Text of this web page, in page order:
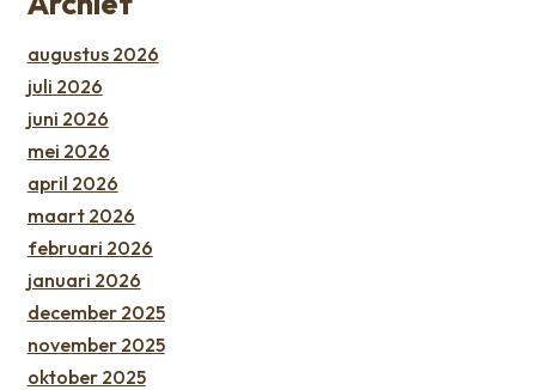
augustus 2026
juli 2026
juni 2026
mei 2026
april 2026
maart 2026
februari 2026
januari 2026
december 2025
november 2025
oktober 2025